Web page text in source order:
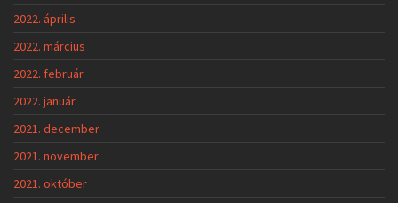
2022. április
2022. március
2022. február
2022. január
2021. december
2021. november
2021. október